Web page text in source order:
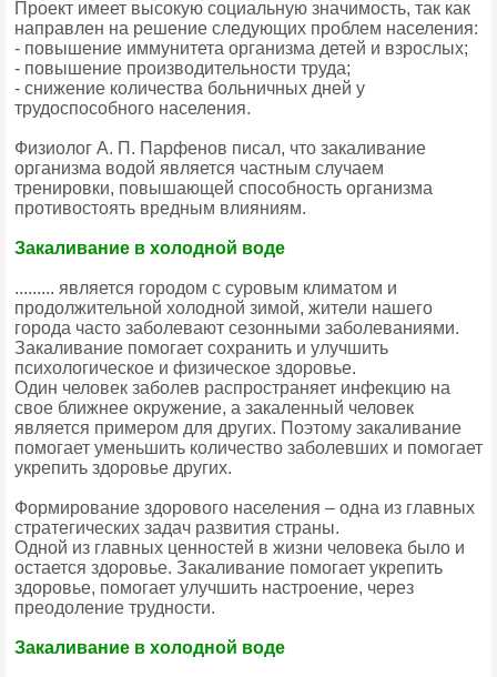
Проект имеет высокую социальную значимость, так как
направлен на решение следующих проблем населения:
- повышение иммунитета организма детей и взрослых;
- повышение производительности труда;
- снижение количества больничных дней у
трудоспособного населения.
Физиолог А. П. Парфенов писал, что закаливание
организма водой является частным случаем
тренировки, повышающей способность организма
противостоять вредным влияниям.
Закаливание в холодной воде
......... является городом с суровым климатом и
продолжительной холодной зимой, жители нашего
города часто заболевают сезонными заболеваниями.
Закаливание помогает сохранить и улучшить
психологическое и физическое здоровье.
Один человек заболев распространяет инфекцию на
свое ближнее окружение, а закаленный человек
является примером для других. Поэтому закаливание
помогает уменьшить количество заболевших и помогает
укрепить здоровье других.
Формирование здорового населения – одна из главных
стратегических задач развития страны.
Одной из главных ценностей в жизни человека было и
остается здоровье. Закаливание помогает укрепить
здоровье, помогает улучшить настроение, через
преодоление трудности.
Закаливание в холодной воде